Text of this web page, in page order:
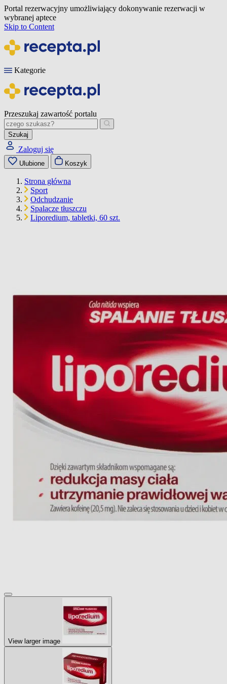
Portal rezerwacyjny umożliwiający dokonywanie rezerwacji w
wybranej aptece
Skip to Content
Kategorie
Przeszukaj zawartość portalu
Szukaj
Zaloguj się
Ulubione Koszyk
Strona główna
Sport
Odchudzanie
Spalacze tłuszczu
Liporedium, tabletki, 60 szt.
View larger image